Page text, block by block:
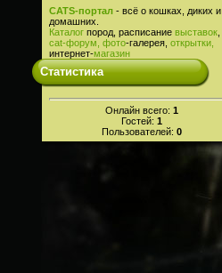
CATS-портал - всё о кошках, диких и
домашних.
Каталог пород, расписание выставок
cat-форум, фото-галерея, открытки,
интернет-магазин
Статистика
Онлайн всего: 1
Гостей: 1
Пользователей: 0